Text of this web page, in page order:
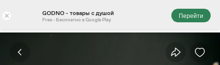
× GODNO - товары с душой
Free - Бесплатно в Google Play
Перейти